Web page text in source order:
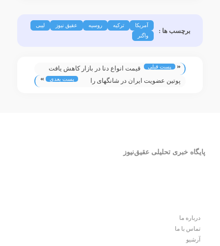
برچسب ها :
آمریکا ترکیه روسیه عقیق نیوز
لیبی
واگنر
« پست قبلی
قیمت انواع دنا در بازار کاهش یافت
پوتین عضویت ایران در شانگهای را
پست بعدی »
پایگاه خبری تحلیلی عقیق‌نیوز
درباره ما
تماس با ما
آرشیو